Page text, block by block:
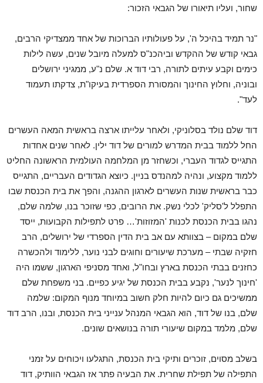
שחור, ועליו תיאורו של הגבאי הזכור:
"נר תמיד בהיכל ה', על פעולותיו הברוכות של אחד ממצדיקי הרבים,
גבאי קודש של ההקדש וביהכנ"ס למעלה מיובל שנים, עשה לילות
כימים וקבע עיתים לתורה, רבי דוד א. שלם נ"ע, ממגיני ירושלים
ובוניה, וחלוץ החינוך והמסורת הספרדית בעיקו"ת, צדקתו תעמוד
לעד".
דוד שלם נולד בסלוניקי, ולאחר עלייתו ארצה בראשית המאה העשרים
החל ללמוד בבית המדרש למורים של דוד ילין. לאחר שנים אחדות
התגייס לגדוד העברי, וכשחזר מן המלחמה העולמית הראשונה החליט
ללמוד מקצוע, ונהיה למהנדס בניין. כיוצא הגדודים העבריים, התגייס
כבר בראשית שנות העשרים לארגון ההגנה, והפך את בית הכנסת שבו
התפלל ל'סליק' לכלי נשק. את הרובים, כפי שזוכר בנו, שלמה שלם,
נהגו בבית הכנסת לכנות 'המזוזות'… פרט לתפילות הקבועות, ייסד
שלם במקום – בצוותא עם אב בית הדין הספרדי של ירושלים, הרב
חזקיה שבתי – מערכת שיעורים וחוגים לבני נוער, ללימוד ולהכשרה
כחזנים בבתי הכנסת בארץ ובחו"ל, ואחד מסניפי הארגון, ששמו היה
'חינוך לנער', נקבע בבית הכנסת של יגיע כפיים. בני משפחת שלם
ממשיכים גם כיום להיות חלק חשוב במיוחד מנוף המקום: שלמה
שלם, בנו של דוד, הוא הגבאי המנהל ענייני בית הכנסת, ובנו, הרב דוד
שלם, מלמד במקום שיעורי תורה בנושאים שונים.
בשלב מסוים, זוכרים ותיקי בית הכנסת, התגלעו ויכוחים על זמני
התפילה של תפילת שחרית. את הבעיה פתר אז הגבאי הוותיק, דוד